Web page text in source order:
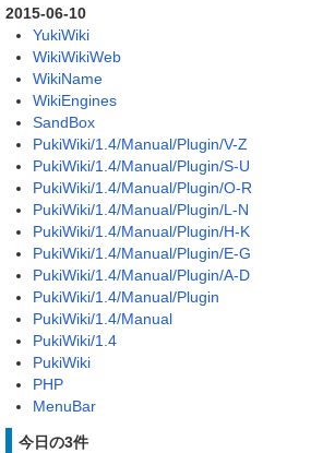
2015-06-10
YukiWiki
WikiWikiWeb
WikiName
WikiEngines
SandBox
PukiWiki/1.4/Manual/Plugin/V-Z
PukiWiki/1.4/Manual/Plugin/S-U
PukiWiki/1.4/Manual/Plugin/O-R
PukiWiki/1.4/Manual/Plugin/L-N
PukiWiki/1.4/Manual/Plugin/H-K
PukiWiki/1.4/Manual/Plugin/E-G
PukiWiki/1.4/Manual/Plugin/A-D
PukiWiki/1.4/Manual/Plugin
PukiWiki/1.4/Manual
PukiWiki/1.4
PukiWiki
PHP
MenuBar
今日の3件